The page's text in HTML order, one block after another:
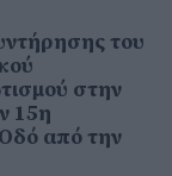
του
στην
15η
από την